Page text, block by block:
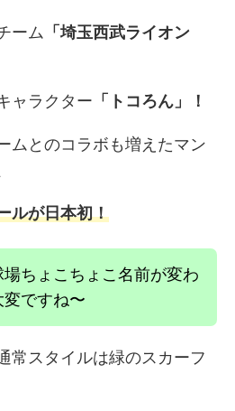
ーム 「埼玉西武ライオン
ャラクター 「トコろん」！
ムとのコラボも増えたマン
ルが日本初！
ちょこちょこ名前が変わ
変ですね〜
常スタイルは緑のスカーフ